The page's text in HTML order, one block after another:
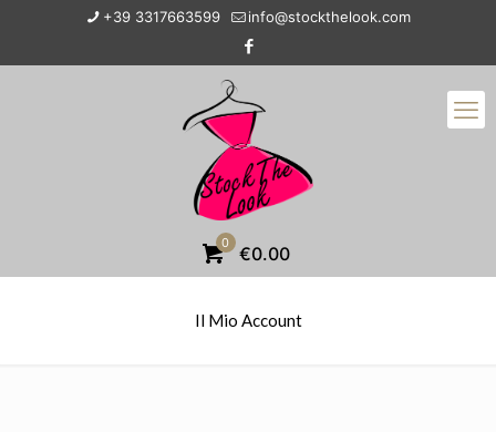
+39 3317663599 info@stockthelook.com
0 €0.00
Il Mio Account